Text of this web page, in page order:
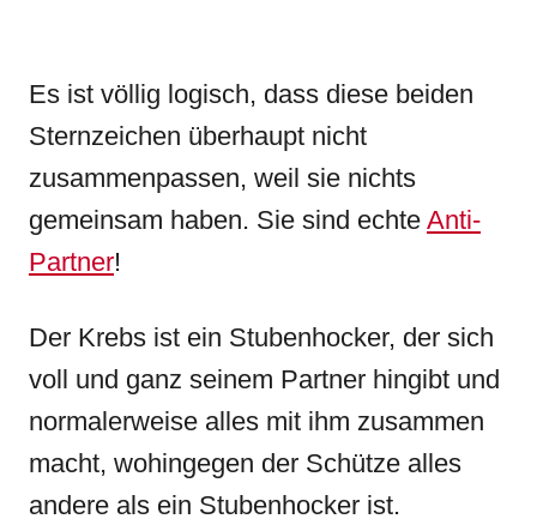
Es ist völlig logisch, dass diese beiden
Sternzeichen überhaupt nicht
zusammenpassen, weil sie nichts
gemeinsam haben. Sie sind echte Anti-
Partner!
Der Krebs ist ein Stubenhocker, der sich
voll und ganz seinem Partner hingibt und
normalerweise alles mit ihm zusammen
macht, wohingegen der Schütze alles
andere als ein Stubenhocker ist.